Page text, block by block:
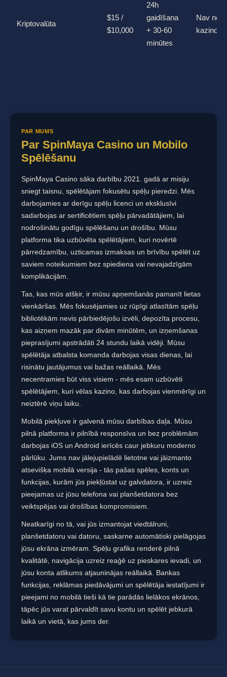
Kriptovalūta
$15 /
$10,000
24h
gaidīšana
+ 30-60
minūtes
Nav no
kazino
PAR MUMS
Par SpinMaya Casino un Mobilo
Spēlēšanu
SpinMaya Casino sāka darbību 2021. gadā ar misiju
sniegt taisnu, spēlētājam fokusētu spēļu pieredzi. Mēs
darbojamies ar derīgu spēļu licenci un eksklusīvi
sadarbojas ar sertificētiem spēļu pārvadātājiem, lai
nodrošinātu godīgu spēlēšanu un drošību. Mūsu
platforma tika uzbūvēta spēlētājiem, kuri novērtē
pārredzamību, uzticamas izmaksas un brīvību spēlēt uz
saviem noteikumiem bez spiediena vai nevajadzīgām
komplikācijām.
Tas, kas mūs atšķir, ir mūsu apņemšanās pamanīt lietas
vienkāršas. Mēs fokusējamies uz rūpīgi atlasītām spēļu
bibliotēkām nevis pārbiedējošu izvēli, depozīta procesu,
kas aizņem mazāk par divām minūtēm, un izņemšanas
pieprasījumi apstrādāti 24 stundu laikā vidēji. Mūsu
spēlētāja atbalsta komanda darbojas visas dienas, lai
risinātu jautājumus vai bažas reāllaikā. Mēs
necentramies būt viss visiem - mēs esam uzbūvēti
spēlētājiem, kuri vēlas kazino, kas darbojas vienmērīgi un
neiztērē viņu laiku.
Mobilā piekļuve ir galvenā mūsu darbības daļa. Mūsu
pilnā platforma ir pilnībā responsīva un bez problēmām
darbojas iOS un Android ierīcēs caur jebkuru moderno
pārlūku. Jums nav jālejupielādē lietotne vai jāizmanto
atsevišķa mobilā versija - tās pašas spēles, konts un
funkcijas, kurām jūs piekļūstat uz galvdatora, ir uzreiz
pieejamas uz jūsu telefona vai planšetdatora bez
veiktspējas vai drošības kompromisiem.
Neatkarīgi no tā, vai jūs izmantojat viedtālruni,
planšetdatoru vai datoru, saskarne automātiski pielāgojas
jūsu ekrāna izmēram. Spēļu grafika renderē pilnā
kvalitātē, navigācija uzreiz reaģē uz pieskares ievadi, un
jūsu konta atlikums atjauninājas reāllaikā. Bankas
funkcijas, reklāmas piedāvājumi un spēlētāja iestatījumi ir
pieejami no mobilā tieši kā tie parādās lielākos ekrānos,
tāpēc jūs varat pārvaldīt savu kontu un spēlēt jebkurā
laikā un vietā, kas jums der.